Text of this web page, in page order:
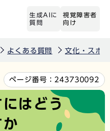
生成AIに
質問
視覚障害者
向け
よくある質問 文化・スポ
ページ番号： 243730092
はどう